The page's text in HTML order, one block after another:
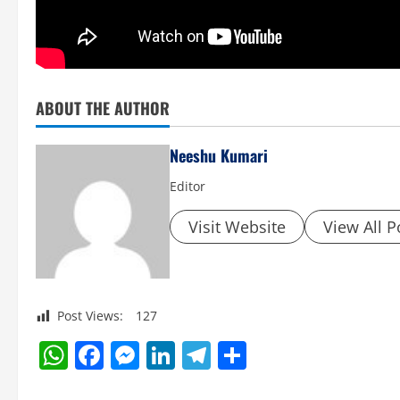
ABOUT THE AUTHOR
Neeshu Kumari
Editor
Visit Website View All
Post Views: 127
WhatsApp
Facebook
Messenger
LinkedIn
Telegram